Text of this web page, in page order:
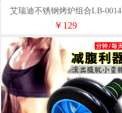
艾瑞迪不锈钢烤炉组合LB-0014
￥129